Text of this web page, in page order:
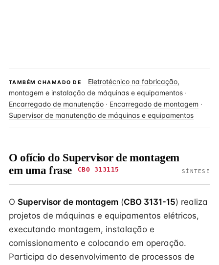
TAMBÉM CHAMADO DE
Eletrotécnico na fabricação,
montagem e instalação de máquinas e equipamentos ·
Encarregado de manutenção · Encarregado de montagem ·
Supervisor de manutenção de máquinas e equipamentos
O ofício do Supervisor de montagem
em uma frase
CBO 313115 SÍNTESE
O Supervisor de montagem (CBO 3131-15) realiza
projetos de máquinas e equipamentos elétricos,
executando montagem, instalação e
comissionamento e colocando em operação.
Participa do desenvolvimento de processos de